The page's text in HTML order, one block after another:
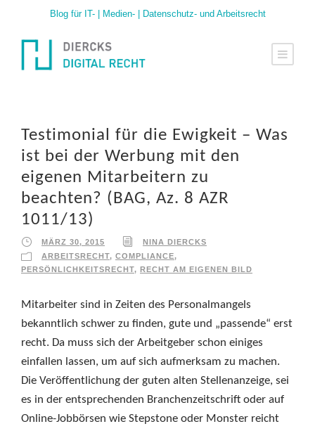
Blog für IT- | Medien- | Datenschutz- und Arbeitsrecht
Testimonial für die Ewigkeit – Was
ist bei der Werbung mit den
eigenen Mitarbeitern zu
beachten? (BAG, Az. 8 AZR
1011/13)
MÄRZ 30, 2015
NINA DIERCKS
ARBEITSRECHT, COMPLIANCE,
PERSÖNLICHKEITSRECHT, RECHT AM EIGENEN BILD
Mitarbeiter sind in Zeiten des Personalmangels
bekanntlich schwer zu finden, gute und „passende“ erst
recht. Da muss sich der Arbeitgeber schon einiges
einfallen lassen, um auf sich aufmerksam zu machen.
Die Veröffentlichung der guten alten Stellenanzeige, sei
es in der entsprechenden Branchenzeitschrift oder auf
Online-Jobbörsen wie Stepstone oder Monster reicht